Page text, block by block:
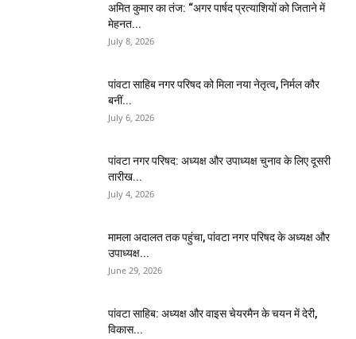
अमित कुमार का तंज: “अगर पार्षद प्रत्याशियों को जिताने में
मेहनत...
July 8, 2026
पांवटा साहिब नगर परिषद को मिला नया नेतृत्व, निर्मल कौर
बनीं...
July 6, 2026
पांवटा नगर परिषद: अध्यक्ष और उपाध्यक्ष चुनाव के लिए दूसरी
तारीख...
July 4, 2026
मामला अदालत तक पहुंचा, पांवटा नगर परिषद के अध्यक्ष और
उपाध्यक्ष...
June 29, 2026
पांवटा साहिब: अध्यक्ष और वाइस चेयरमैन के चयन में देरी,
विकास...